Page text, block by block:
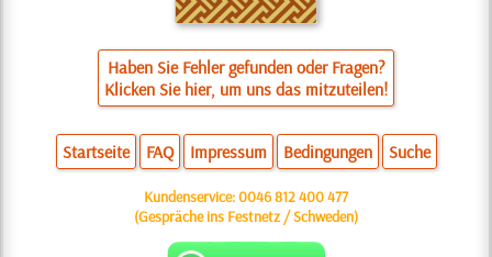
Haben Sie Fehler gefunden oder Fragen?
Klicken Sie hier, um uns das mitzuteilen!
Startseite FAQ Impressum Bedingungen Suche
Kundenservice:0046 812 400 477
(Gespräche ins Festnetz / Schweden)